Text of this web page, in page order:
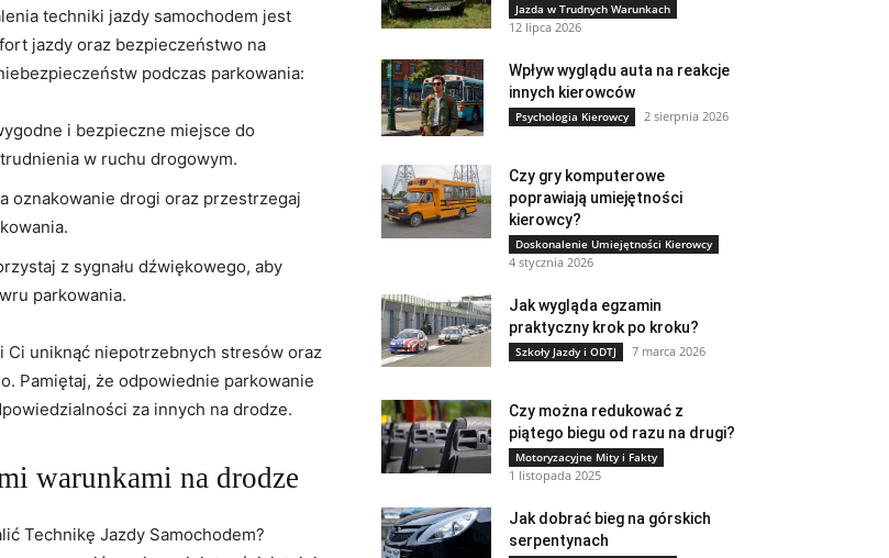
⁤techniki jazdy‌ samochodem jest
jazdy oraz bezpieczeństwo na⁣
podczas parkowania:
i bezpieczne ‌miejsce do
w ruchu drogowym.
‍oznakowanie drogi oraz przestrzegaj
z sygnału dźwiękowego, aby
parkowania.
Ci uniknąć niepotrzebnych stresów oraz
Pamiętaj, że odpowiednie parkowanie​
za innych na drodze.
warunkami na drodze
Technikę Jazdy Samochodem?
Jazda w Trudnych Warunkach
12 lipca 2026
Wpływ wyglądu auta na reakcje
innych kierowców
Psychologia Kierowcy 2 sierpnia 2026
Czy gry komputerowe
poprawiają umiejętności
kierowcy?
Doskonalenie Umiejętności Kierowcy
4 stycznia 2026
Jak wygląda egzamin
praktyczny krok po kroku?
Szkoły Jazdy i ODTJ 7 marca 2026
Czy można redukować z
piątego biegu od razu na drugi?
Motoryzacyjne Mity i Fakty
1 listopada 2025
Jak dobrać bieg na górskich
serpentynach